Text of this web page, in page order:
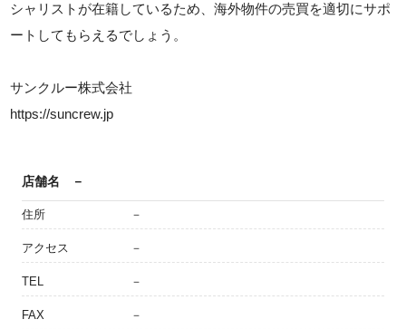
シャリストが在籍しているため、海外物件の売買を適切にサポ
ートしてもらえるでしょう。
サンクルー株式会社
https://suncrew.jp
店舗名 －
住所 －
アクセス －
TEL －
FAX －